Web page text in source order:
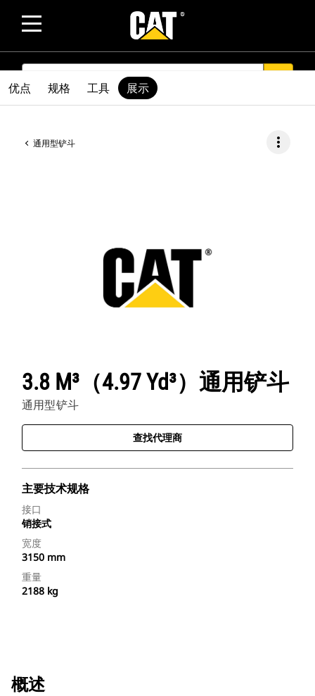
SEARCH
通用型铲斗 more_vert
3.8 M³（4.97 Yd³）通用铲斗
通用型铲斗
查找代理商
主要技术规格
接口
销接式
宽度
3150 mm
重量
2188 kg
优点 规格 工具 展示
概述